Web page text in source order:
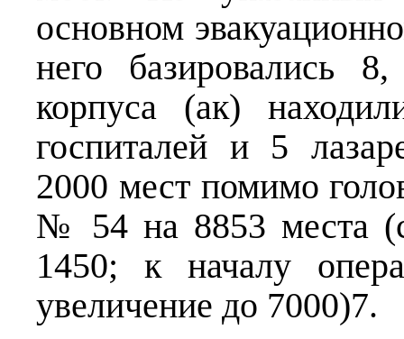
основном
него базировались
корпуса (ак)
госпиталей и 5
2000 мест помимо
№ 54 на 8853 места
1450; к началу
увеличение до 7000)7.